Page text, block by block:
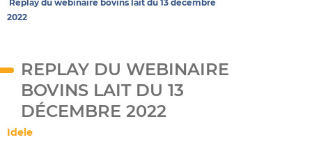
Replay du webinaire bovins lait du 13 décembre
2022
REPLAY DU WEBINAIRE
BOVINS LAIT DU 13
DÉCEMBRE 2022
Idele